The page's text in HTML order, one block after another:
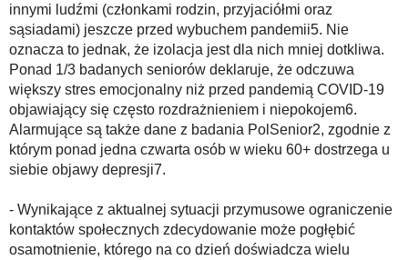
innymi ludźmi (członkami rodzin, przyjaciółmi oraz
sąsiadami) jeszcze przed wybuchem pandemii5. Nie
oznacza to jednak, że izolacja jest dla nich mniej dotkliwa.
Ponad 1/3 badanych seniorów deklaruje, że odczuwa
większy stres emocjonalny niż przed pandemią COVID-19
objawiający się często rozdrażnieniem i niepokojem6.
Alarmujące są także dane z badania PolSenior2, zgodnie z
którym ponad jedna czwarta osób w wieku 60+ dostrzega u
siebie objawy depresji7.
- Wynikające z aktualnej sytuacji przymusowe ograniczenie
kontaktów społecznych zdecydowanie może pogłębić
osamotnienie, którego na co dzień doświadcza wielu